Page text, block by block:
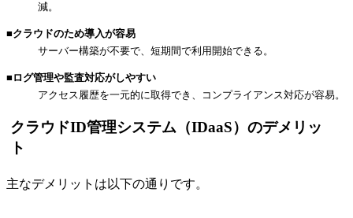
減。
■クラウドのため導入が容易
サーバー構築が不要で、短期間で利用開始できる。
■ログ管理や監査対応がしやすい
アクセス履歴を一元的に取得でき、コンプライアンス対応が容易。
クラウドID管理システム（IDaaS）のデメリッ
ト
主なデメリットは以下の通りです。